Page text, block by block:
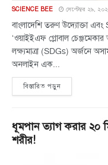
SCIENCE BEE সেপ্টেম্বর ২৯,
বাংলাদেশি তরুণ উদ্যোক্তা
‌‘ওয়াইইএফ গ্লোবাল
লক্ষ্যমাত্রা (SDGs) অর্জনে
অনলাইন এক...
বিস্তারিত পড়ুন
ধূমপান ত্যাগ করার ২০
শরীর!